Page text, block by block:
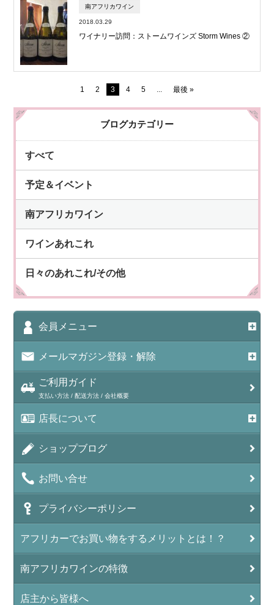
南アフリカワイン
2018.03.29
ワイナリー訪問：ストームワインズ Storm Wines ②
1 2 3 4 5 最後 »
ブログカテゴリー
すべて
予定＆イベント
南アフリカワイン
ワインあれこれ
日々のあれこれ/その他
会員メニュー
メールマガジン登録・解除
ご利用ガイド
支払い方法 / 配送方法 / 会社概要
店長について
ショップブログ
お問い合せ
プライバシーポリシー
アフリカーでお買い物をするメリットとは！？
南アフリカワインの特徴
店主から皆様へ